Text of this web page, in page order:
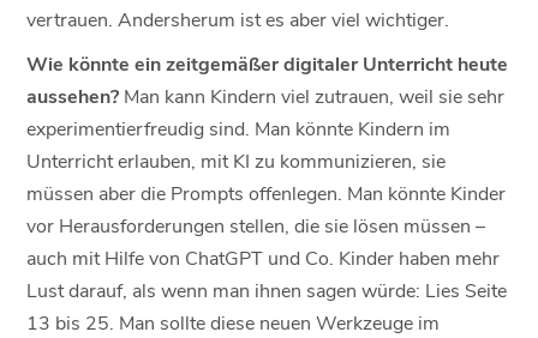
vertrauen. Andersherum ist es aber viel wichtiger.
Wie könnte ein zeitgemäßer digitaler Unterricht heute
aussehen? Man kann Kindern viel zutrauen, weil sie sehr
experimentierfreudig sind. Man könnte Kindern im
Unterricht erlauben, mit KI zu kommunizieren, sie
müssen aber die Prompts offenlegen. Man könnte Kinder
vor Herausforderungen stellen, die sie lösen müssen –
auch mit Hilfe von ChatGPT und Co. Kinder haben mehr
Lust darauf, als wenn man ihnen sagen würde: Lies Seite
13 bis 25. Man sollte diese neuen Werkzeuge im